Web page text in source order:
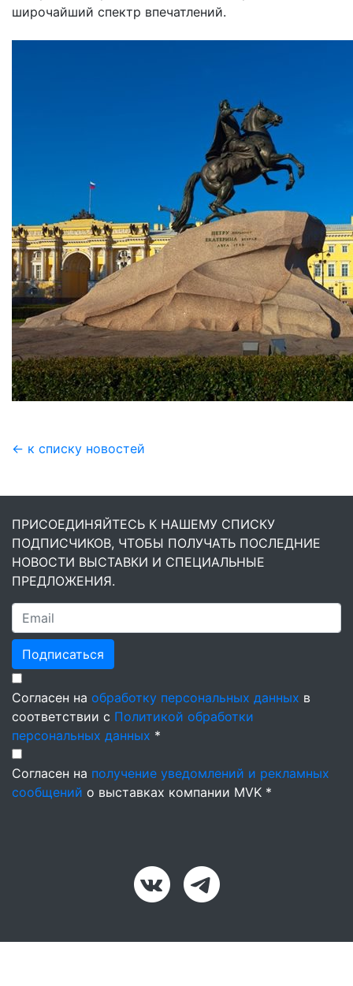
широчайший спектр впечатлений.
← к списку новостей
ПРИСОЕДИНЯЙТЕСЬ К НАШЕМУ СПИСКУ
ПОДПИСЧИКОВ, ЧТОБЫ ПОЛУЧАТЬ ПОСЛЕДНИЕ
НОВОСТИ ВЫСТАВКИ И СПЕЦИАЛЬНЫЕ
ПРЕДЛОЖЕНИЯ.
Подписаться
Согласен на обработку персональных данных в
соответствии с Политикой обработки
персональных данных *
Согласен на получение уведомлений и рекламных
сообщений о выставках компании MVK *